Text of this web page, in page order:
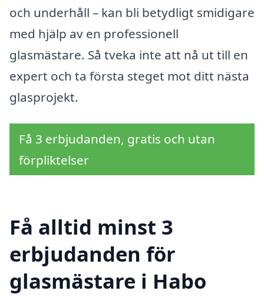
och underhåll – kan bli betydligt smidigare
med hjälp av en professionell
glasmästare. Så tveka inte att nå ut till en
expert och ta första steget mot ditt nästa
glasprojekt.
Få 3 erbjudanden, gratis och utan
förpliktelser
Få alltid minst 3
erbjudanden för
glasmästare i Habo